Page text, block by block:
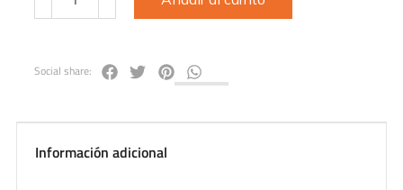
Social share:
Información adicional